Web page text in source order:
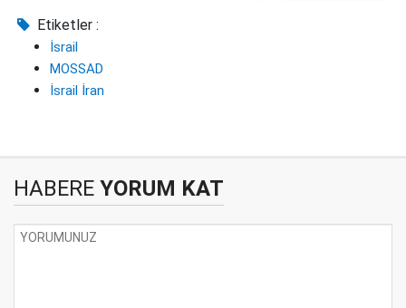
Etiketler :
İsrail
MOSSAD
İsrail İran
HABERE YORUM KAT